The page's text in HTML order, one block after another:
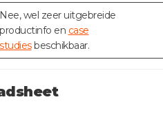
Nee, wel zeer uitgebreide
productinfo en case
studiesbeschikbaar.